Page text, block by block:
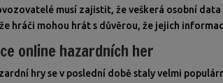
musí zajistit, že veškerá osobní
hráči mohou hrát s důvěrou, že jejich
online hazardních her
hry se v poslední době staly velmi